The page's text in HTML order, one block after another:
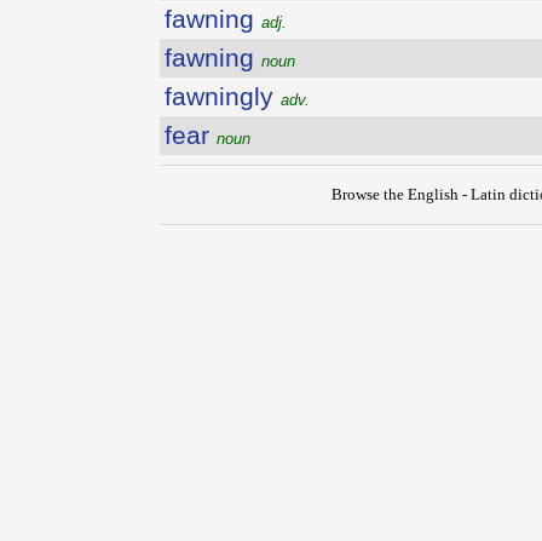
fawning adj.
fawning noun
fawningly adv.
fear noun
Browse the English - Latin